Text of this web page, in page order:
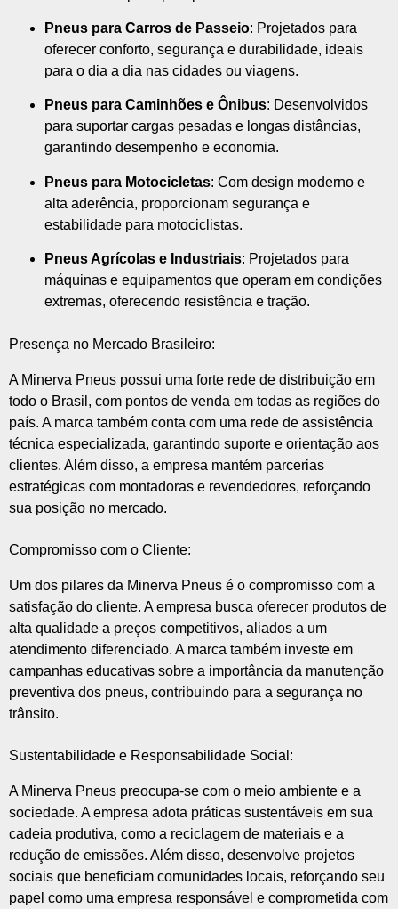
Pneus para Carros de Passeio: Projetados para
oferecer conforto, segurança e durabilidade, ideais
para o dia a dia nas cidades ou viagens.
Pneus para Caminhões e Ônibus: Desenvolvidos
para suportar cargas pesadas e longas distâncias,
garantindo desempenho e economia.
Pneus para Motocicletas: Com design moderno e
alta aderência, proporcionam segurança e
estabilidade para motociclistas.
Pneus Agrícolas e Industriais: Projetados para
máquinas e equipamentos que operam em condições
extremas, oferecendo resistência e tração.
Presença no Mercado Brasileiro:
A Minerva Pneus possui uma forte rede de distribuição em
todo o Brasil, com pontos de venda em todas as regiões do
país. A marca também conta com uma rede de assistência
técnica especializada, garantindo suporte e orientação aos
clientes. Além disso, a empresa mantém parcerias
estratégicas com montadoras e revendedores, reforçando
sua posição no mercado.
Compromisso com o Cliente:
Um dos pilares da Minerva Pneus é o compromisso com a
satisfação do cliente. A empresa busca oferecer produtos de
alta qualidade a preços competitivos, aliados a um
atendimento diferenciado. A marca também investe em
campanhas educativas sobre a importância da manutenção
preventiva dos pneus, contribuindo para a segurança no
trânsito.
Sustentabilidade e Responsabilidade Social:
A Minerva Pneus preocupa-se com o meio ambiente e a
sociedade. A empresa adota práticas sustentáveis em sua
cadeia produtiva, como a reciclagem de materiais e a
redução de emissões. Além disso, desenvolve projetos
sociais que beneficiam comunidades locais, reforçando seu
papel como uma empresa responsável e comprometida com